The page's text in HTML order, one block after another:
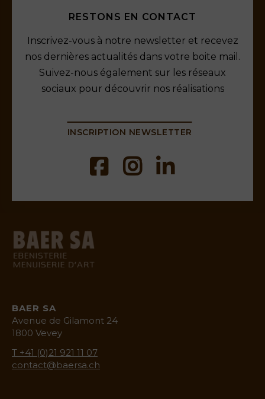
RESTONS EN CONTACT
Inscrivez-vous à notre newsletter et recevez
nos dernières actualités dans votre boite mail.
Suivez-nous également sur les réseaux
sociaux pour découvrir nos réalisations
INSCRIPTION NEWSLETTER
BAER SA
Avenue de Gilamont 24
1800 Vevey
T +41 (0)21 921 11 07
contact@baersa.ch